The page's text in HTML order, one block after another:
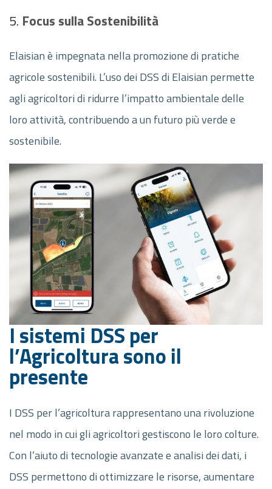
5. Focus sulla Sostenibilità
Elaisian è impegnata nella promozione di pratiche
agricole sostenibili. L’uso dei DSS di Elaisian permette
agli agricoltori di ridurre l’impatto ambientale delle
loro attività, contribuendo a un futuro più verde e
sostenibile.
I sistemi DSS per
l’Agricoltura sono il
presente
I DSS per l’agricoltura rappresentano una rivoluzione
nel modo in cui gli agricoltori gestiscono le loro colture.
Con l’aiuto di tecnologie avanzate e analisi dei dati, i
DSS permettono di ottimizzare le risorse, aumentare